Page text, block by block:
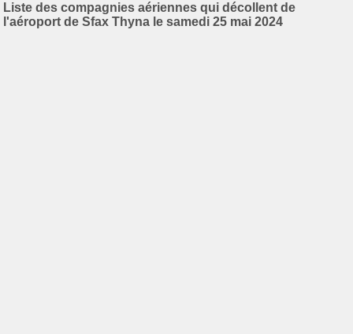
Liste des compagnies aériennes qui décollent de
l'aéroport de Sfax Thyna le samedi 25 mai 2024